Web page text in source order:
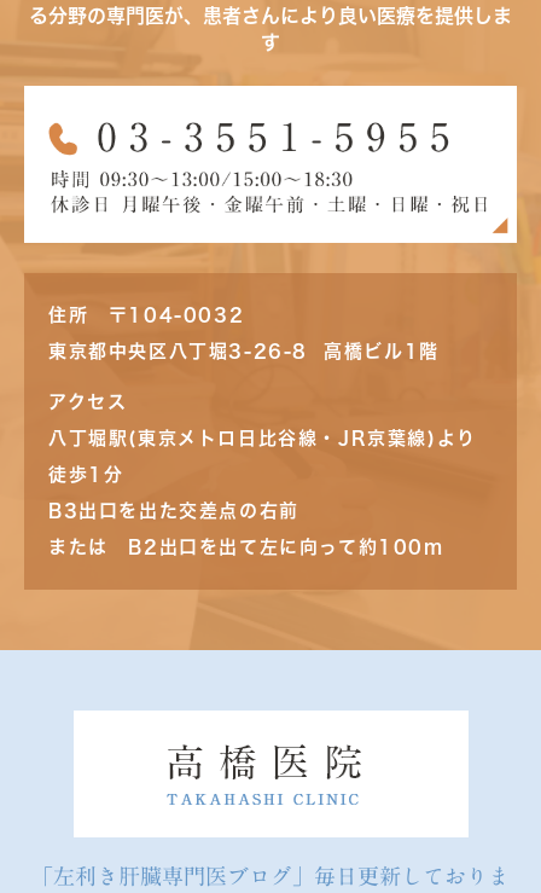
る分野の専門医が、患者さんにより良い医療を提供しま
す
住所 〒104-0032
東京都中央区八丁堀3-26-8 高橋ビル1階
アクセス
八丁堀駅(東京メトロ日比谷線・JR京葉線)より
徒歩1分
B3出口を出た交差点の右前
または B2出口を出て左に向って約100m
「左利き肝臓専門医ブログ」毎日更新しておりま